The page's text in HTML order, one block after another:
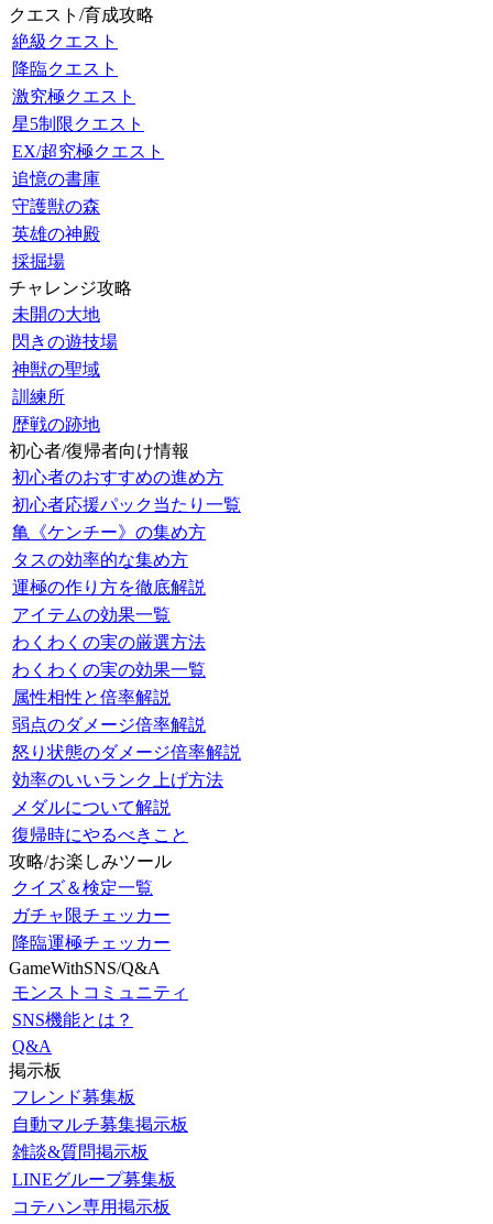
クエスト/育成攻略
絶級クエスト
降臨クエスト
激究極クエスト
星5制限クエスト
EX/超究極クエスト
追憶の書庫
守護獣の森
英雄の神殿
採掘場
チャレンジ攻略
未開の大地
閃きの遊技場
神獣の聖域
訓練所
歴戦の跡地
初心者/復帰者向け情報
初心者のおすすめの進め方
初心者応援パック当たり一覧
亀《ケンチー》の集め方
タスの効率的な集め方
運極の作り方を徹底解説
アイテムの効果一覧
わくわくの実の厳選方法
わくわくの実の効果一覧
属性相性と倍率解説
弱点のダメージ倍率解説
怒り状態のダメージ倍率解説
効率のいいランク上げ方法
メダルについて解説
復帰時にやるべきこと
攻略/お楽しみツール
クイズ＆検定一覧
ガチャ限チェッカー
降臨運極チェッカー
GameWithSNS/Q&A
モンストコミュニティ
SNS機能とは？
Q&A
掲示板
フレンド募集板
自動マルチ募集掲示板
雑談&質問掲示板
LINEグループ募集板
コテハン専用掲示板